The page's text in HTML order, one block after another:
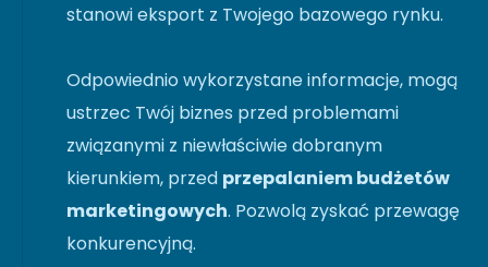
stanowi eksport z Twojego bazowego rynku.
Odpowiednio wykorzystane informacje, mogą
ustrzec Twój biznes przed problemami
związanymi z niewłaściwie dobranym
kierunkiem, przed przepalaniem budżetów
marketingowych. Pozwolą zyskać przewagę
konkurencyjną.